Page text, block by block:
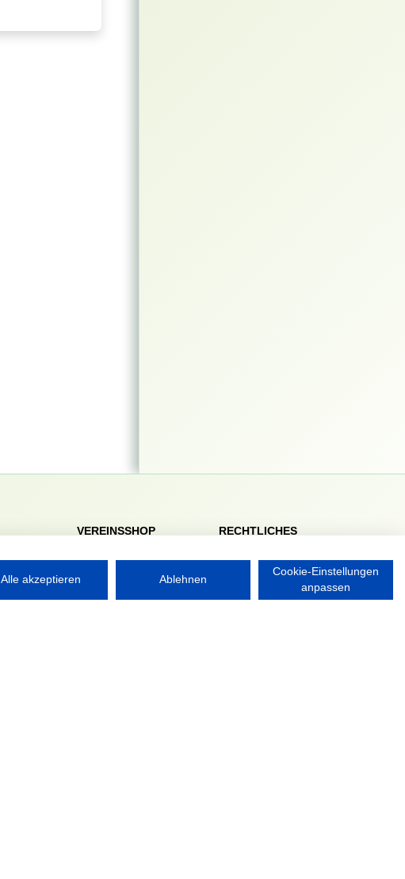
VEREINSSHOP
Nordsport.store
RECHTLICHES
Datenschutzerklärung
Alle akzeptieren Ablehnen
Cookie-Einstellungen
anpassen